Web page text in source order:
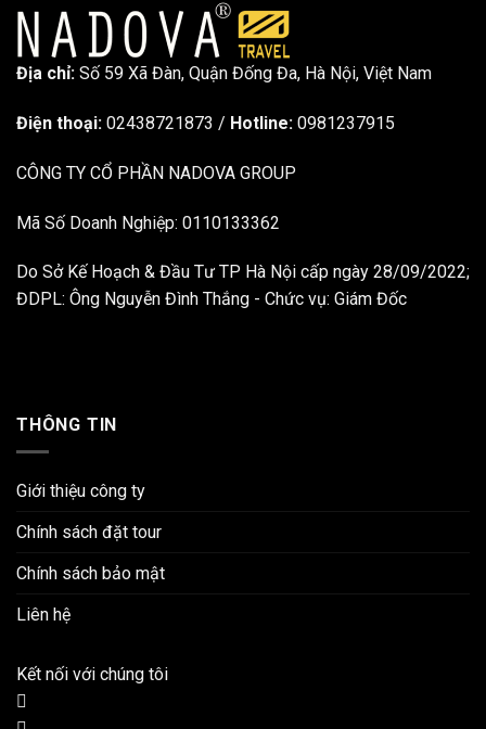
Địa chỉ: Số 59 Xã Đàn, Quận Đống Đa, ​​Hà Nội, Việt Nam
Điện thoại: 02438721873 / Hotline: 0981237915
CÔNG TY CỔ PHẦN NADOVA GROUP
Mã Số Doanh Nghiệp: 0110133362
Do Sở Kế Hoạch & Đầu Tư TP Hà Nội cấp ngày 28/09/2022;
ĐDPL: Ông Nguyễn Đình Thắng - Chức vụ: Giám Đốc
THÔNG TIN
Giới thiệu công ty
Chính sách đặt tour
Chính sách bảo mật
Liên hệ
Kết nối với chúng tôi